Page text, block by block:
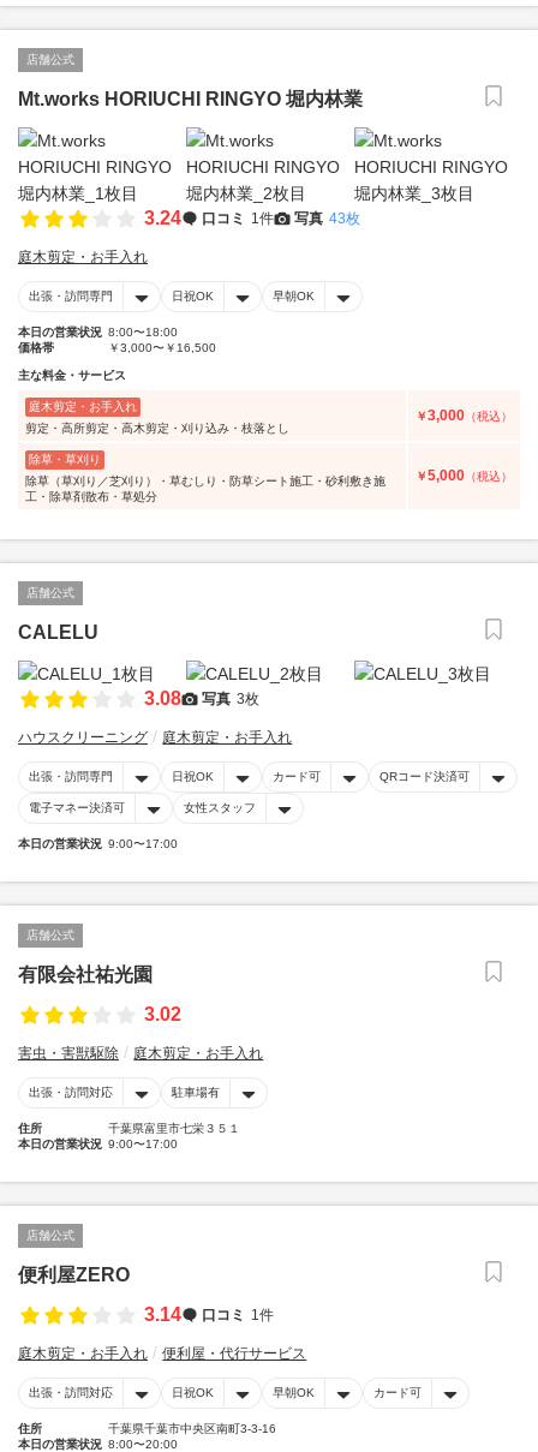
店舗公式
Mt.works HORIUCHI RINGYO 堀内林業
3.24 口コミ 1件 写真 43枚
庭木剪定・お手入れ
出張・訪問専門 日祝OK 早朝OK
本日の営業状況 8:00〜18:00
価格帯
￥3,000〜￥16,500
主な料金・サービス
庭木剪定・お手入れ
剪定・高所剪定・高木剪定・刈り込み・枝落とし
￥3,000 （税込）
除草・草刈り
除草（草刈り／芝刈り）・草むしり・防草シート施工・砂利敷き施
工・除草剤散布・草処分
￥5,000 （税込）
店舗公式
CALELU
3.08 写真 3枚
ハウスクリーニング 庭木剪定・お手入れ
出張・訪問専門 日祝OK カード可 QRコード決済可
電子マネー決済可 女性スタッフ
本日の営業状況 9:00〜17:00
店舗公式
有限会社祐光園
3.02
害虫・害獣駆除 庭木剪定・お手入れ
出張・訪問対応 駐車場有
住所
千葉県富里市七栄３５１
本日の営業状況 9:00〜17:00
店舗公式
便利屋ZERO
3.14
口コミ 1件
庭木剪定・お手入れ 便利屋・代行サービス
出張・訪問対応 日祝OK 早朝OK カード可
住所
千葉県千葉市中央区南町3-3-16
本日の営業状況 8:00〜20:00